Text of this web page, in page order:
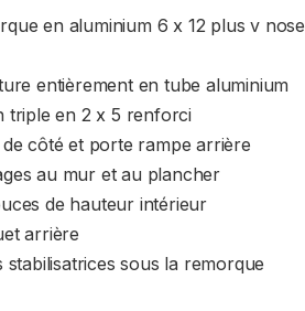
en aluminium 6 x 12 plus v nose
entièrement en tube aluminium
triple en 2 x 5 renforci
côté et porte rampe arrière
au mur et au plancher
de hauteur intérieur
arrière
stabilisatrices sous la remorque